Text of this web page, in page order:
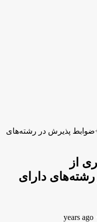
پذیرش در رشته‌های
از
دارای